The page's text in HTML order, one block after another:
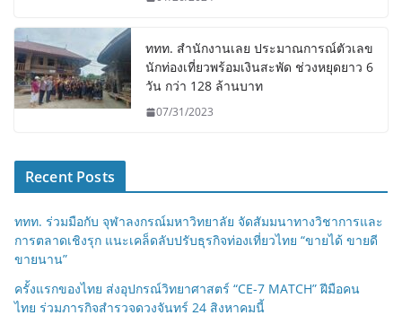
ททท. สำนักงานเลย ประมาณการณ์ตัวเลข
นักท่องเที่ยวพร้อมเงินสะพัด ช่วงหยุดยาว 6
วัน กว่า 128 ล้านบาท
07/31/2023
Recent Posts
ททท. ร่วมมือกับ จุฬาลงกรณ์มหาวิทยาลัย จัดสัมมนาทางวิชาการและ
การตลาดเชิงรุก แนะเคล็ดลับปรับธุรกิจท่องเที่ยวไทย “ขายได้ ขายดี
ขายนาน”
ครั้งแรกของไทย ส่งอุปกรณ์วิทยาศาสตร์ “CE-7 MATCH” ฝีมือคน
ไทย ร่วมภารกิจสำรวจดวงจันทร์ 24 สิงหาคมนี้